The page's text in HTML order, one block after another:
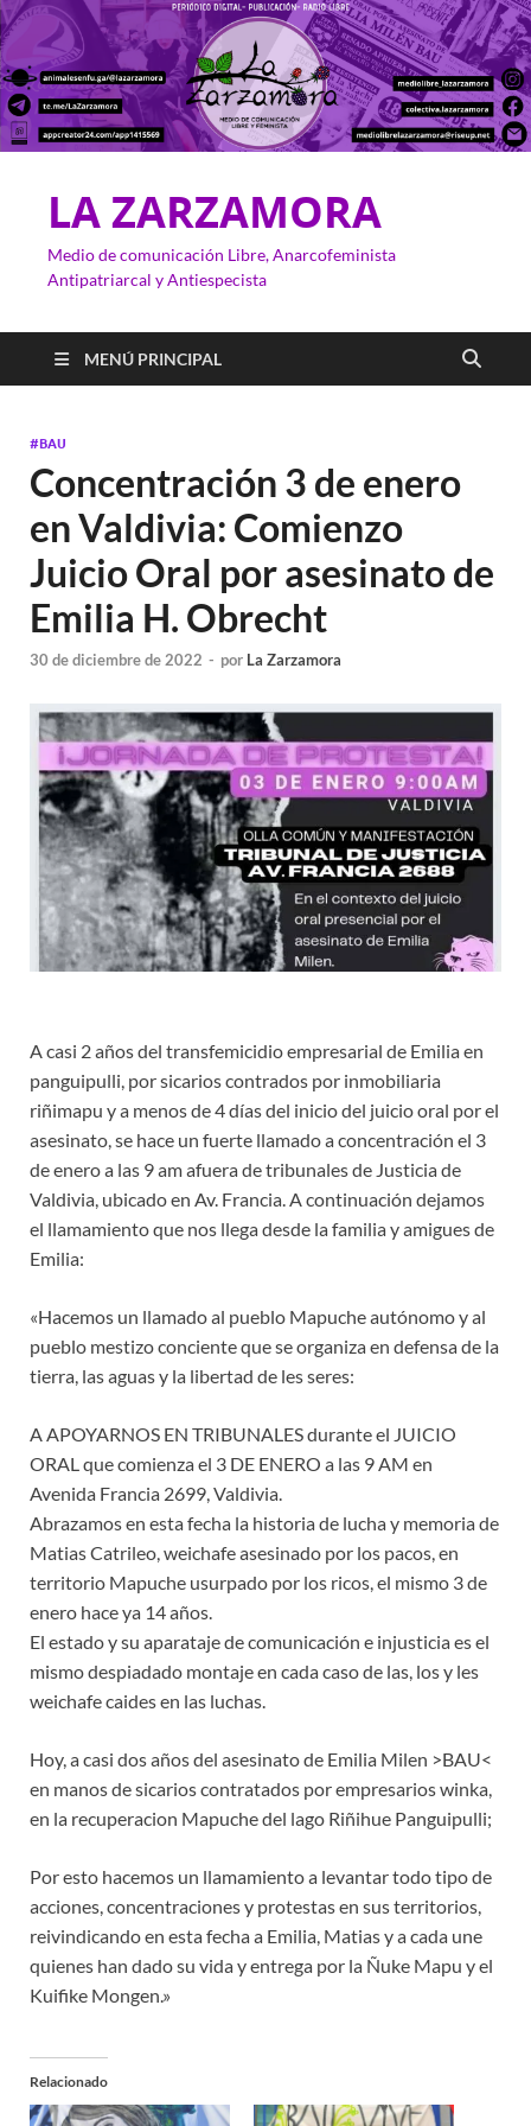
LA ZARZAMORA
Medio de comunicación Libre, Anarcofeminista
Antipatriarcal y Antiespecista
MENÚ PRINCIPAL
#BAU
Concentración 3 de enero
en Valdivia: Comienzo
Juicio Oral por asesinato de
Emilia H. Obrecht
30 de diciembre de 2022 - por La Zarzamora
A casi 2 años del transfemicidio empresarial de Emilia en
panguipulli, por sicarios contrados por inmobiliaria
riñimapu y a menos de 4 días del inicio del juicio oral por el
asesinato, se hace un fuerte llamado a concentración el 3
de enero a las 9 am afuera de tribunales de Justicia de
Valdivia, ubicado en Av. Francia. A continuación dejamos
el llamamiento que nos llega desde la familia y amigues de
Emilia:
«Hacemos un llamado al pueblo Mapuche autónomo y al
pueblo mestizo conciente que se organiza en defensa de la
tierra, las aguas y la libertad de les seres:
A APOYARNOS EN TRIBUNALES durante el JUICIO
ORAL que comienza el 3 DE ENERO a las 9 AM en
Avenida Francia 2699, Valdivia.
Abrazamos en esta fecha la historia de lucha y memoria de
Matias Catrileo, weichafe asesinado por los pacos, en
territorio Mapuche usurpado por los ricos, el mismo 3 de
enero hace ya 14 años.
El estado y su aparataje de comunicación e injusticia es el
mismo despiadado montaje en cada caso de las, los y les
weichafe caides en las luchas.
Hoy, a casi dos años del asesinato de Emilia Milen >BAU<
en manos de sicarios contratados por empresarios winka,
en la recuperacion Mapuche del lago Riñihue Panguipulli;
Por esto hacemos un llamamiento a levantar todo tipo de
acciones, concentraciones y protestas en sus territorios,
reivindicando en esta fecha a Emilia, Matias y a cada une
quienes han dado su vida y entrega por la Ñuke Mapu y el
Kuifike Mongen.»
Relacionado